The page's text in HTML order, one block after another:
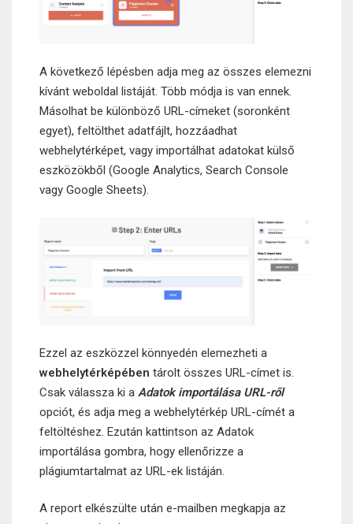
A következő lépésben adja meg az összes elemezni
kívánt weboldal listáját. Több módja is van ennek.
Másolhat be különböző URL-címeket (soronként
egyet), feltölthet adatfájlt, hozzáadhat
webhelytérképet, vagy importálhat adatokat külső
eszközökből (Google Analytics, Search Console
vagy Google Sheets).
Ezzel az eszközzel könnyedén elemezheti a
webhelytérképében tárolt összes URL-címet is.
Csak válassza ki a Adatok importálása URL-ről
opciót, és adja meg a webhelytérkép URL-címét a
feltöltéshez. Ezután kattintson az Adatok
importálása gombra, hogy ellenőrizze a
plágiumtartalmat az URL-ek listáján.
A report elkészülte után e-mailben megkapja az